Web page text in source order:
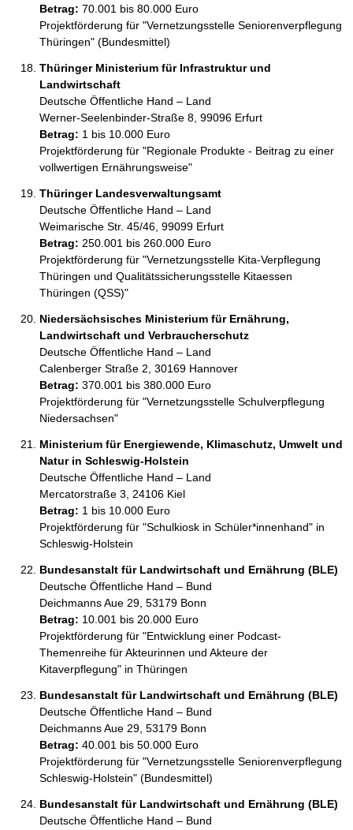
Betrag: 70.001 bis 80.000 Euro
Projektförderung für "Vernetzungsstelle Seniorenverpflegung
Thüringen" (Bundesmittel)
Thüringer Ministerium für Infrastruktur und
Landwirtschaft
Deutsche Öffentliche Hand – Land
Werner-Seelenbinder-Straße 8, 99096 Erfurt
Betrag: 1 bis 10.000 Euro
Projektförderung für "Regionale Produkte - Beitrag zu einer
vollwertigen Ernährungsweise"
Thüringer Landesverwaltungsamt
Deutsche Öffentliche Hand – Land
Weimarische Str. 45/46, 99099 Erfurt
Betrag: 250.001 bis 260.000 Euro
Projektförderung für "Vernetzungsstelle Kita-Verpflegung
Thüringen und Qualitätssicherungsstelle Kitaessen
Thüringen (QSS)"
Niedersächsisches Ministerium für Ernährung,
Landwirtschaft und Verbraucherschutz
Deutsche Öffentliche Hand – Land
Calenberger Straße 2, 30169 Hannover
Betrag: 370.001 bis 380.000 Euro
Projektförderung für "Vernetzungsstelle Schulverpflegung
Niedersachsen"
Ministerium für Energiewende, Klimaschutz, Umwelt und
Natur in Schleswig-Holstein
Deutsche Öffentliche Hand – Land
Mercatorstraße 3, 24106 Kiel
Betrag: 1 bis 10.000 Euro
Projektförderung für "Schulkiosk in Schüler*innenhand" in
Schleswig-Holstein
Bundesanstalt für Landwirtschaft und Ernährung (BLE)
Deutsche Öffentliche Hand – Bund
Deichmanns Aue 29, 53179 Bonn
Betrag: 10.001 bis 20.000 Euro
Projektförderung für "Entwicklung einer Podcast-
Themenreihe für Akteurinnen und Akteure der
Kitaverpflegung" in Thüringen
Bundesanstalt für Landwirtschaft und Ernährung (BLE)
Deutsche Öffentliche Hand – Bund
Deichmanns Aue 29, 53179 Bonn
Betrag: 40.001 bis 50.000 Euro
Projektförderung für "Vernetzungsstelle Seniorenverpflegung
Schleswig-Holstein" (Bundesmittel)
Bundesanstalt für Landwirtschaft und Ernährung (BLE)
Deutsche Öffentliche Hand – Bund